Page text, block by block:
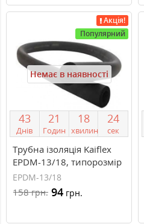
Акція!
Популярний
Немає в наявності
43
Днів
21
Годин
18
хвилин
23
сек
Трубна ізоляція Kaiflex
EPDM-13/18, типорозмір
13/18 мм
EPDM-13/18
158грн. 94 грн.